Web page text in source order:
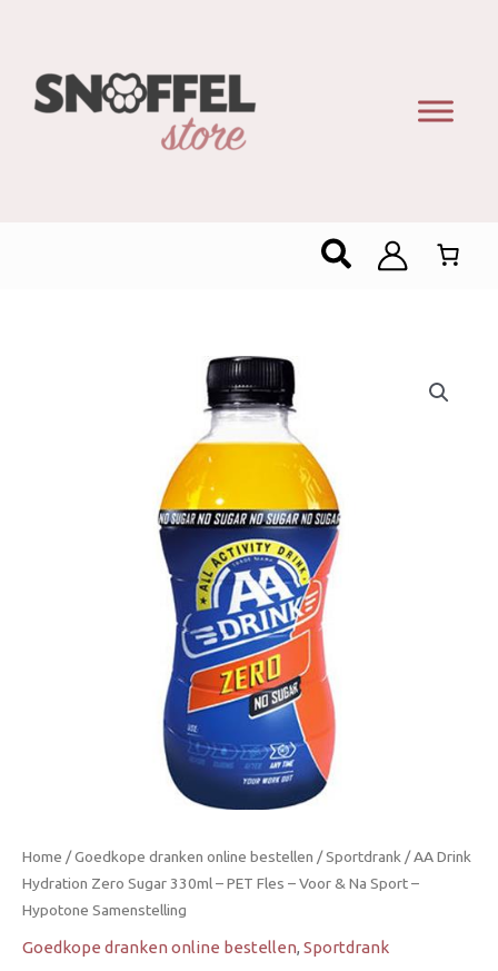
Zoeken
Home /Goedkope dranken online bestellen /Sportdrank / AA Drink
Hydration Zero Sugar 330ml – PET Fles – Voor & Na Sport –
Hypotone Samenstelling
Goedkope dranken online bestellen, Sportdrank